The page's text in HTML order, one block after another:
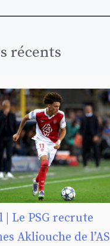
récents
| Le PSG recrute
Akliouche de l’AS